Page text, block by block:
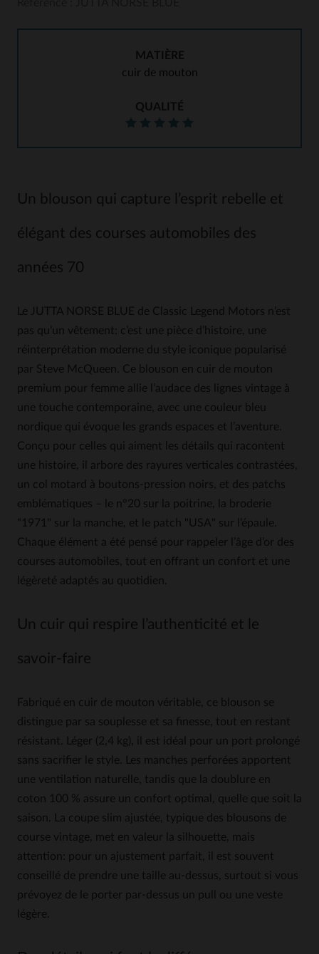
MATIÈRE
cuir de mouton
QUALITÉ
Un blouson qui capture l’esprit rebelle et
élégant des courses automobiles des
années 70
Le JUTTA NORSE BLUE de Classic Legend Motors n’est
pas qu’un vêtement: c’est une pièce d’histoire, une
réinterprétation moderne du style iconique popularisé
par Steve McQueen. Ce blouson en cuir de mouton
premium pour femme allie l’audace des lignes vintage à
une touche contemporaine, avec une couleur bleu
nordique qui évoque les grands espaces et l’aventure.
Conçu pour celles qui aiment les détails qui racontent
une histoire, il arbore des rayures verticales contrastées,
un col motard à boutons-pression noirs, et des patchs
emblématiques – le n°20 sur la poitrine, la broderie
"1971" sur la manche, et le patch "USA" sur l’épaule.
Chaque élément a été pensé pour rappeler l’âge d’or des
courses automobiles, tout en offrant un confort et une
légèreté adaptés au quotidien.
Un cuir qui respire l’authenticité et le
savoir-faire
Fabriqué en cuir de mouton véritable, ce blouson se
distingue par sa souplesse et sa finesse, tout en restant
résistant. Léger (2,4 kg), il est idéal pour un port prolongé
sans sacrifier le style. Les manches perforées apportent
une ventilation naturelle, tandis que la doublure en
coton 100 % assure un confort optimal, quelle que soit la
saison. La coupe slim ajustée, typique des blousons de
course vintage, met en valeur la silhouette, mais
attention: pour un ajustement parfait, il est souvent
conseillé de prendre une taille au-dessus, surtout si vous
prévoyez de le porter par-dessus un pull ou une veste
légère.